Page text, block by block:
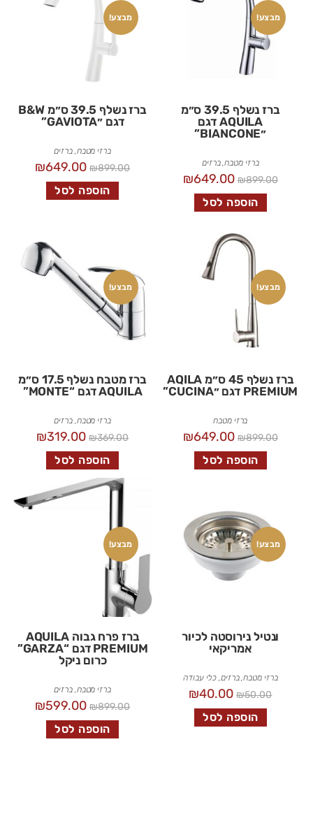
מבצע!
ברז נשלף 39.5 ס״מ
AQUILA דגם
״BIANCONE”
ברזי מטבח,ברזים
₪899.00
₪649.00
הוספה לסל
מבצע!
ברז נשלף 39.5 ס״מ B&W
דגם ״GAVIOTA”
ברזי מטבח,ברזים
₪899.00
₪649.00
הוספה לסל
מבצע!
ברז נשלף 45 ס״מ AQILA
PREMIUM דגם ״CUCINA”
ברזי מטבח
₪899.00
₪649.00
הוספה לסל
מבצע!
ברז מטבח נשלף 17.5 ס״מ
AQUILA דגם “MONTE”
ברזי מטבח,ברזים
₪369.00
₪319.00
הוספה לסל
מבצע!
ונטיל נירוסטה לכיור
אמריקאי
ברזי מטבח,ברזים, כלי עבודה
₪50.00
₪40.00
הוספה לסל
מבצע!
ברז פרח גבוה AQUILA
PREMIUM דגם “GARZA”
כרום ניקל
ברזי מטבח,ברזים
₪899.00
₪599.00
הוספה לסל